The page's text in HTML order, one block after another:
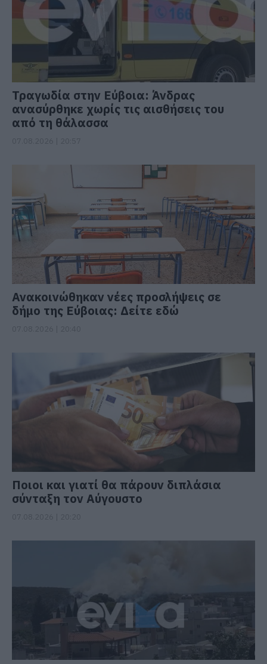
Τραγωδία στην Εύβοια: Άνδρας
ανασύρθηκε χωρίς τις αισθήσεις του
από τη θάλασσα
Ανακοινώθηκαν νέες προσλήψεις σε
δήμο της Εύβοιας: Δείτε εδώ
Ποιοι και γιατί θα πάρουν διπλάσια
σύνταξη τον Αύγουστο